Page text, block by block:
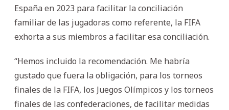
España en 2023 para facilitar la conciliación
familiar de las jugadoras como referente, la FIFA
exhorta a sus miembros a facilitar esa conciliación.
“Hemos incluido la recomendación. Me habría
gustado que fuera la obligación, para los torneos
finales de la FIFA, los Juegos Olímpicos y los torneos
finales de las confederaciones, de facilitar medidas